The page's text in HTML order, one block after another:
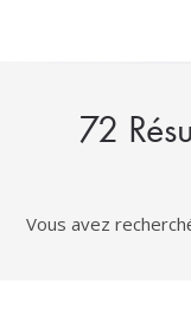
72
Vous avez